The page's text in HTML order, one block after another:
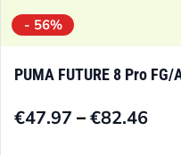
- 56%
PUMA FUTURE 8 Pro
€47.97 –€82.46
Preisspanne: